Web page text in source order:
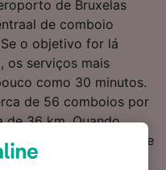
de Bruxelas
de comboio
o objetivo for lá
os serviços mais
como 30 minutos.
de 56 comboios por
de 36 km. Quando
pode sentar-se e
de fazer mudanças a